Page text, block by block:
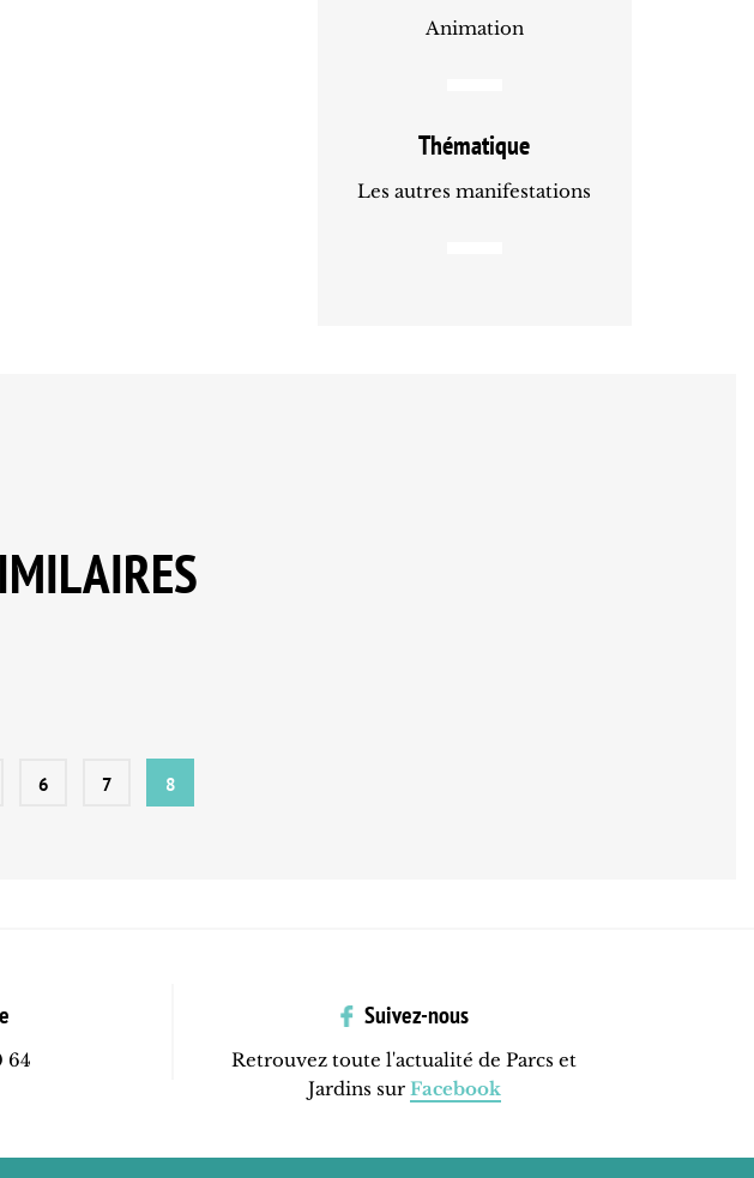
Animation
Thématique
Les autres manifestations
6 7 8
64
Suivez-nous
Retrouvez toute l'actualité de Parcs et
Jardins sur Facebook